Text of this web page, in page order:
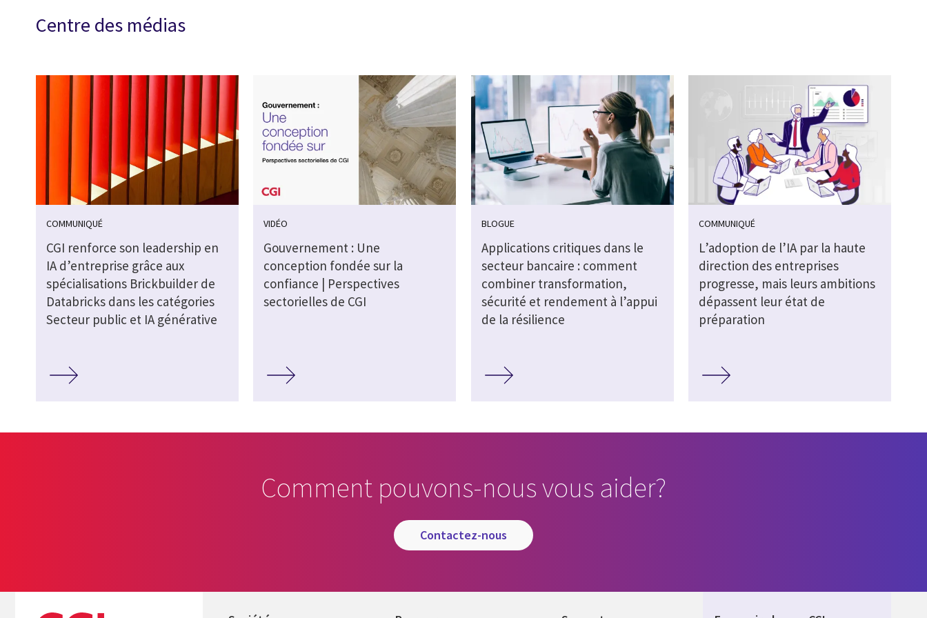
Centre des médias
COMMUNIQUÉ
CGI renforce son leadership en
IA d’entreprise grâce aux
spécialisations Brickbuilder de
Databricks dans les catégories
Secteur public et IA générative
VIDÉO
Gouvernement : Une
conception fondée sur la
confiance | Perspectives
sectorielles de CGI
BLOGUE
Applications critiques dans le
secteur bancaire : comment
combiner transformation,
sécurité et rendement à l’appui
de la résilience
COMMUNIQUÉ
L’adoption de l’IA par la haute
direction des entreprises
progresse, mais leurs ambitions
dépassent leur état de
préparation
Comment pouvons-nous vous aider?
contactez-nous